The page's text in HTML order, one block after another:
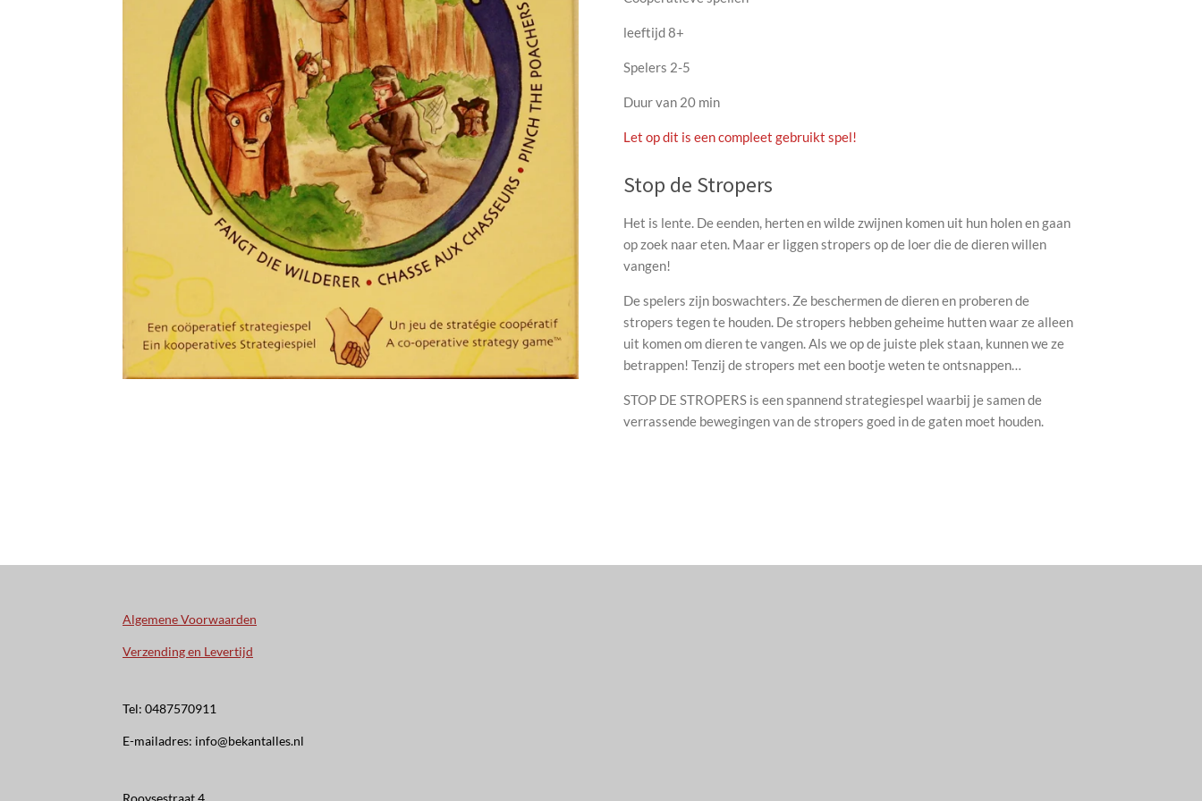
leeftijd 8+
Spelers 2-5
Duur van 20 min
Let op dit is een compleet gebruikt spel!
Stop de Stropers
Het is lente. De eenden, herten en wilde zwijnen komen uit hun holen en gaan
op zoek naar eten. Maar er liggen stropers op de loer die de dieren willen
vangen!
De spelers zijn boswachters. Ze beschermen de dieren en proberen de
stropers tegen te houden. De stropers hebben geheime hutten waar ze alleen
uit komen om dieren te vangen. Als we op de juiste plek staan, kunnen we ze
betrappen! Tenzij de stropers met een bootje weten te ontsnappen…
STOP DE STROPERS is een spannend strategiespel waarbij je samen de
verrassende bewegingen van de stropers goed in de gaten moet houden.
Algemene Voorwaarden
Verzending en Levertijd
Tel: 0487570911
E-mailadres: info@bekantalles.nl